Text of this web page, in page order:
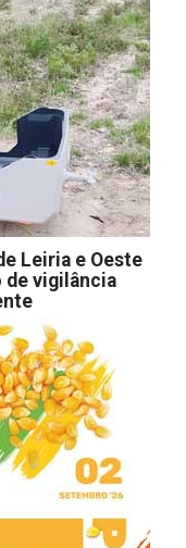
Leiria e Oeste
de vigilância